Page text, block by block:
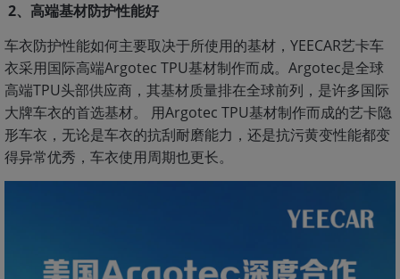
2、高端基材防护性能好
车衣防护性能如何主要取决于所使用的基材，YEECAR艺卡车
衣采用国际高端Argotec TPU基材制作而成。Argotec是全球
高端TPU头部供应商，其基材质量排在全球前列，是许多国际
大牌车衣的首选基材。 用Argotec TPU基材制作而成的艺卡隐
形车衣，无论是车衣的抗刮耐磨能力，还是抗污黄变性能都变
得异常优秀，车衣使用周期也更长。